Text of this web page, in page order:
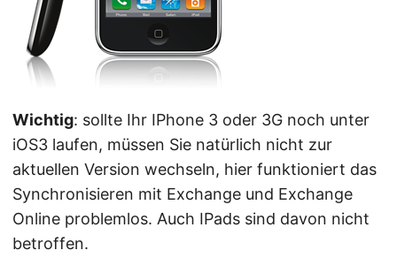
Wichtig: sollte Ihr IPhone 3 oder 3G noch unter
iOS3 laufen, müssen Sie natürlich nicht zur
aktuellen Version wechseln, hier funktioniert das
Synchronisieren mit Exchange und Exchange
Online problemlos. Auch IPads sind davon nicht
betroffen.